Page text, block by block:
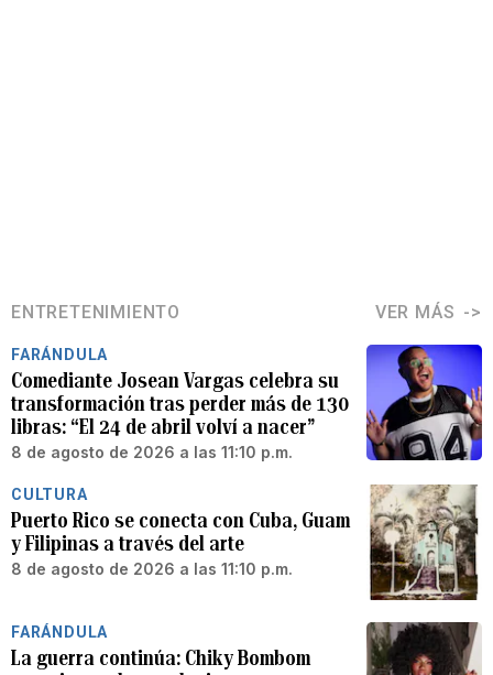
ENTRETENIMIENTO VER MÁS
FARÁNDULA
Comediante Josean Vargas celebra su
transformación tras perder más de 130
libras: “El 24 de abril volví a nacer”
8 de agosto de 2026 a las 11:10 p.m.
CULTURA
Puerto Rico se conecta con Cuba, Guam
y Filipinas a través del arte
8 de agosto de 2026 a las 11:10 p.m.
FARÁNDULA
La guerra continúa: Chiky Bombom